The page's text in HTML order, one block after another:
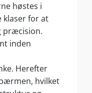
høstes i
klaser for at
præcision.
inden
Herefter
hvilket